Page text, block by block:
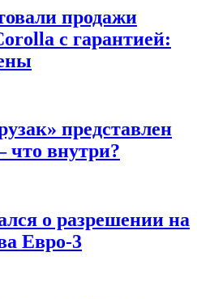
продажи
с гарантией:
представлен
внутри?
о разрешении на
Евро-3